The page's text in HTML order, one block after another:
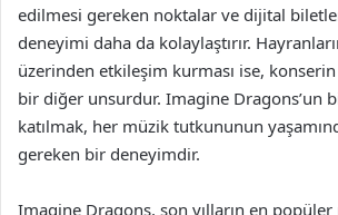
edilmesi gereken noktalar ve dijital
deneyimi daha da kolaylaştırır.
üzerinden etkileşim kurması ise,
bir diğer unsurdur. Imagine Dragons’un
katılmak, her müzik tutkununun
gereken bir deneyimdir.
Imagine Dragons, son yılların en